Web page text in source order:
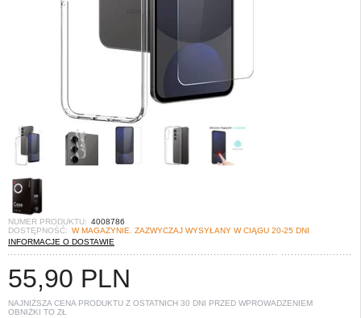
NUMER PRODUKTU: 4008786
DOSTĘPNOŚĆ: W MAGAZYNIE. ZAZWYCZAJ WYSYŁANY W CIĄGU 20-25 DNI
INFORMACJE O DOSTAWIE
55,90 PLN
NAJNIŻSZA CENA PRODUKTU Z OSTATNICH 30 DNI PRZED WPROWADZENIEM
OBNIŻKI TO ZŁ